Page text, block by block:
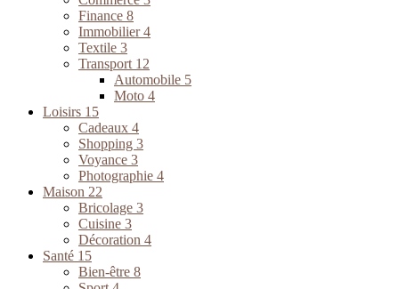
Finance 8
Immobilier4
Textile 3
Transport 12
Automobile 5
Moto 4
Loisirs 15
Cadeaux 4
Shopping 3
Voyance 3
Photographie 4
Maison 22
Bricolage 3
Cuisine 3
Décoration 4
Santé 15
Bien-être 8